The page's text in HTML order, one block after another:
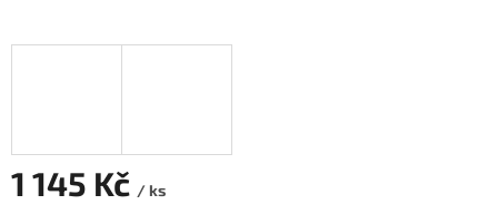
1 145 Kč / ks